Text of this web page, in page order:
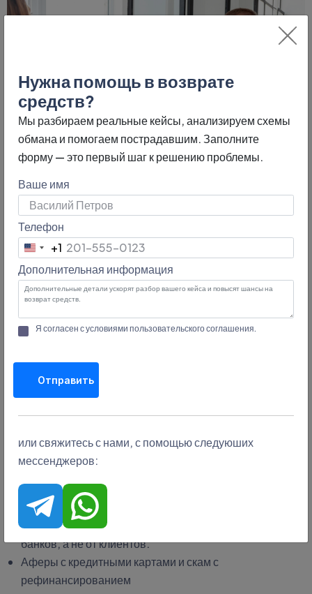
Признаки
мошенничества:
Гарантированное одобрение кредита без проверки.
Требование предоплаты до заключения договора.
Как обезопасить себя:
Проверять регистрацию агентства.
Работать только с официальными представителями
банков.
Настоящие агентства получают вознаграждение от
банков, а не от клиентов.
Аферы с кредитными картами и скам с
рефинансированием
Нужна помощь в возврате
средств?
Мы разбираем реальные кейсы, анализируем схемы
обмана и помогаем пострадавшим. Заполните
форму — это первый шаг к решению проблемы.
Ваше имя
Телефон
United
States
+1
+1
Дополнительная информация
Я согласен с условиями пользовательского соглашения.
Отправить
или свяжитесь с нами, с помощью следуюших
мессенджеров: